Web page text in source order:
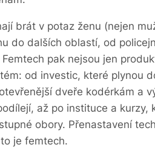
brát v potaz ženu (nejen
do dalších oblastí, od
pak nejsou jen
od investic, které plynou
dveře kodérkám a
až po instituce a kurzy,
obory. Přenastavení
je femtech.